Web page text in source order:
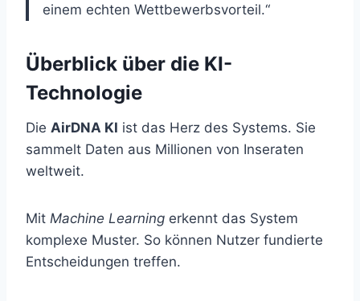
einem echten Wettbewerbsvorteil.“
Überblick über die KI-
Technologie
Die AirDNA KI ist das Herz des Systems. Sie
sammelt Daten aus Millionen von Inseraten
weltweit.
Mit Machine Learning erkennt das System
komplexe Muster. So können Nutzer fundierte
Entscheidungen treffen.